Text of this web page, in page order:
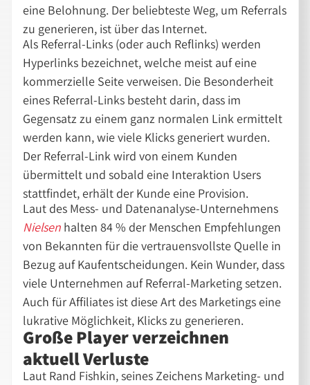
eine Belohnung. Der beliebteste Weg, um Referrals
zu generieren, ist über das Internet.
Als Referral-Links (oder auch Reflinks) werden
Hyperlinks bezeichnet, welche meist auf eine
kommerzielle Seite verweisen. Die Besonderheit
eines Referral-Links besteht darin, dass im
Gegensatz zu einem ganz normalen Link ermittelt
werden kann, wie viele Klicks generiert wurden.
Der Referral-Link wird von einem Kunden
übermittelt und sobald eine Interaktion Users
stattfindet, erhält der Kunde eine Provision.
Laut des Mess- und Datenanalyse-Unternehmens
Nielsen halten 84 % der Menschen Empfehlungen
von Bekannten für die vertrauensvollste Quelle in
Bezug auf Kaufentscheidungen. Kein Wunder, dass
viele Unternehmen auf Referral-Marketing setzen.
Auch für Affiliates ist diese Art des Marketings eine
lukrative Möglichkeit, Klicks zu generieren.
Große Player verzeichnen
aktuell Verluste
Laut Rand Fishkin, seines Zeichens Marketing- und